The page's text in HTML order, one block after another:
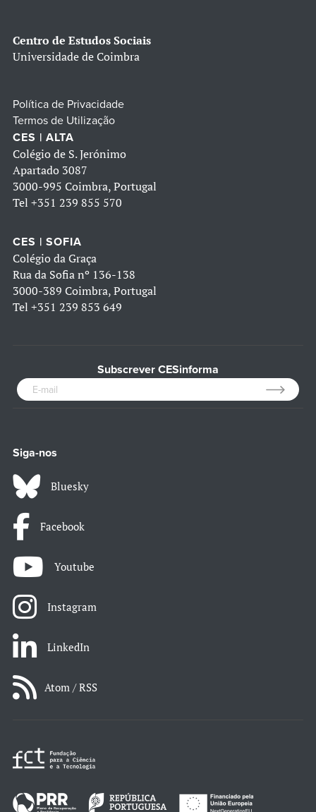
Centro de Estudos Sociais
Universidade de Coimbra
Política de Privacidade
Termos de Utilização
CES | ALTA
Colégio de S. Jerónimo
Apartado 3087
3000-995 Coimbra, Portugal
Tel +351 239 855 570
CES | SOFIA
Colégio da Graça
Rua da Sofia nº 136-138
3000-389 Coimbra, Portugal
Tel +351 239 853 649
Subscrever CESinforma
Siga-nos
Bluesky
Facebook
Youtube
Instagram
LinkedIn
Atom / RSS